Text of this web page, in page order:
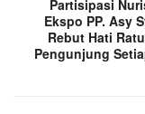
Partisipasi
Ekspo PP. Asy
Rebut Hati
Pengunjung